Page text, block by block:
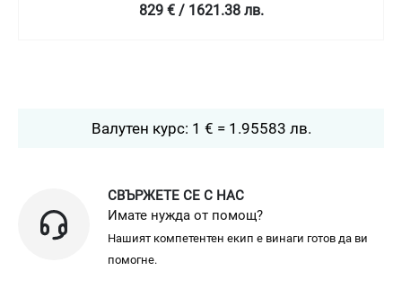
829 € / 1621.38 лв.
Валутен курс: 1 € = 1.95583 лв.
СВЪРЖЕТЕ СЕ С НАС
Имате нужда от помощ?
Нашият компетентен екип е винаги готов да ви
помогне.